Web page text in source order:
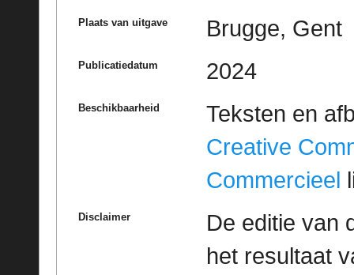
Plaats van uitgave Brugge, Gent
Publicatiedatum 2024
Beschikbaarheid
Teksten en
Creative
Commercieel
Disclaimer
De editie van
het resultaat